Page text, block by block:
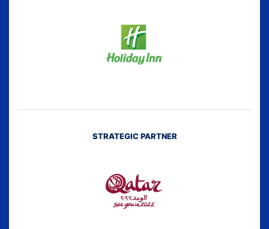
STRATEGIC PARTNER